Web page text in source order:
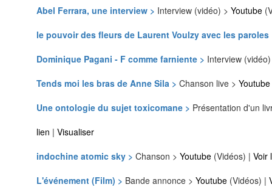
Abel Ferrara, une interview > Interview (vidéo) > Youtube
le pouvoir des fleurs de Laurent Voulzy avec les
Dominique Pagani - F comme farniente > Interview
Tends moi les bras de Anne Sila > Chanson live > Youtube
Une ontologie du sujet toxicomane > Présentation d'un
lien | Visualiser
indochine atomic sky > Chanson > Youtube (Vidéos) | Voir
L'événement (Film) > Bande annonce > Youtube (Vidéos) |